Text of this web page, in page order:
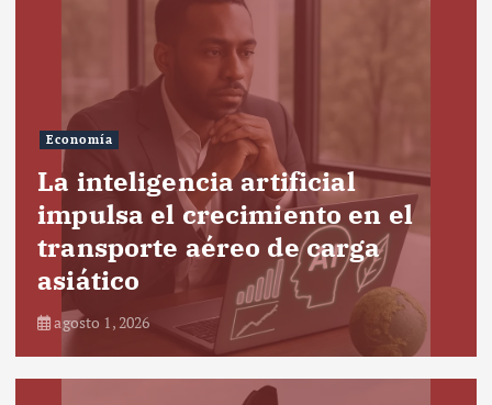
Economía
La inteligencia artificial
impulsa el crecimiento en el
transporte aéreo de carga
asiático
agosto 1, 2026